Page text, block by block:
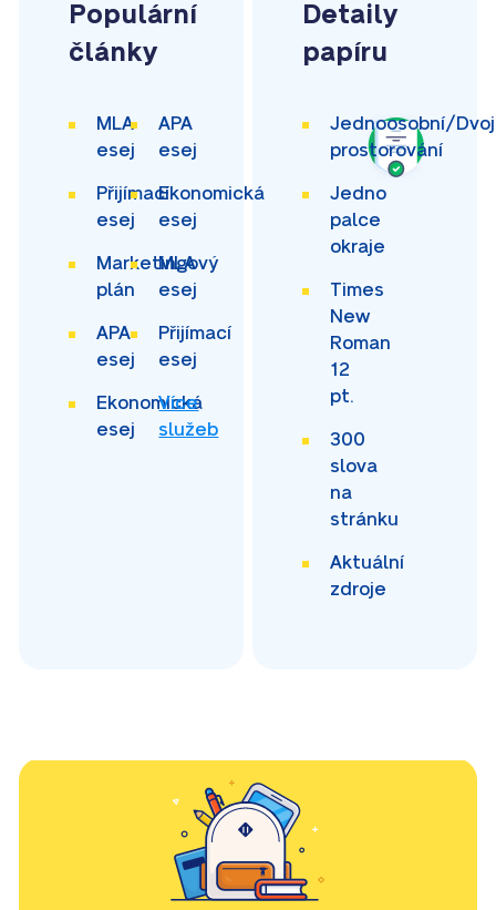
Populární
články
MLA
esej
APA
esej
Přijímací
esej
Ekonomická
esej
Marketingový
plán
MLA
esej
APA
esej
Přijímací
esej
Ekonomická
esej
Více
služeb
Detaily
papíru
Jednoosobní/
prostorování
Jedno
palce
okraje
Times
New
Roman
12
pt.
300
slova
na
stránku
Aktuální
zdroje